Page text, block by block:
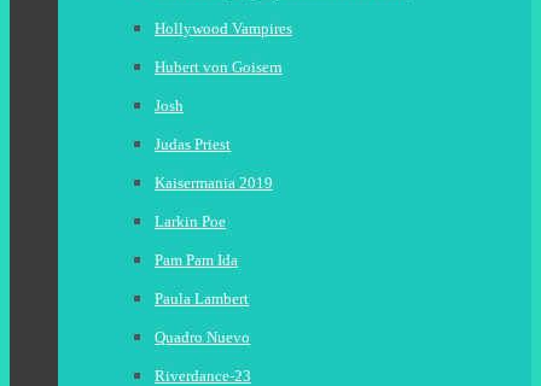
Hollywood Vampires
Hubert von Goisern
Josh
Judas Priest
Kaisermania 2019
Larkin Poe
Pam Pam Ida
Paula Lambert
Quadro Nuevo
Riverdance-23